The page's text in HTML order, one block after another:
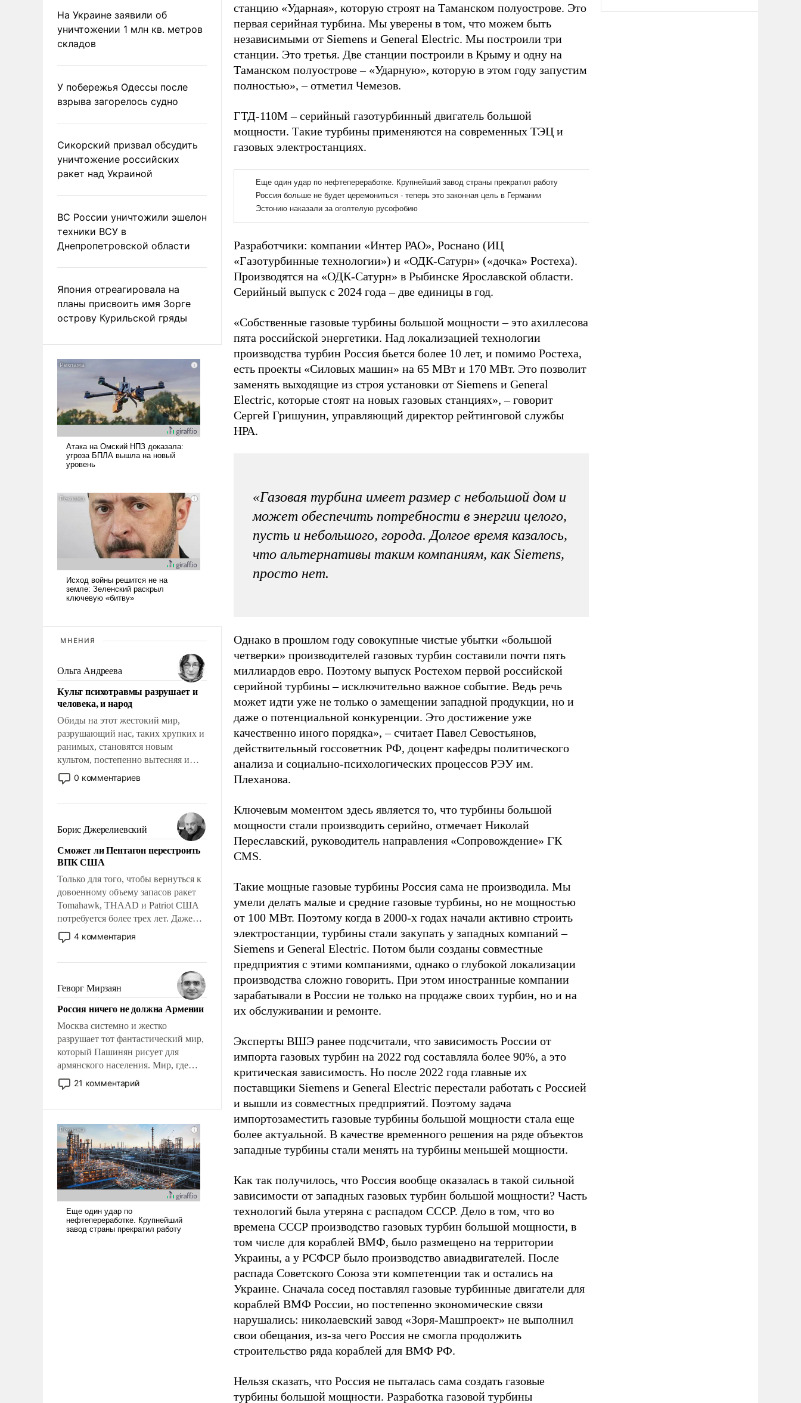
На Украине заявили об
уничтожении 1 млн кв. метров
складов
У побережья Одессы после
взрыва загорелось судно
Сикорский призвал обсудить
уничтожение российских
ракет над Украиной
ВС России уничтожили эшелон
техники ВСУ в
Днепропетровской области
Япония отреагировала на
планы присвоить имя Зорге
острову Курильской гряды
МНЕНИЯ
Ольга Андреева
Культ психотравмы разрушает и
человека, и народ
Обиды на этот жестокий мир,
разрушающий нас, таких хрупких и
ранимых, становятся новым
культом, постепенно вытесняя и
отменяя традиционное требование к
человеку – быть мужественным и
на себя ответственность, помогать
слабым, идти вперед и
адаптироваться.
0 комментариев
Борис Джерелиевский
Сможет ли Пентагон перестроить
ВПК США
Только для того, чтобы вернуться к
довоенному объему запасов ракет
Tomahawk, THAAD и Patriot США
потребуется более трех лет. Даже
небольшая война с Ираном
опустошила американские
уязвимости США, например, перед
Китаем.
4 комментария
Геворг Мирзаян
Россия ничего не должна Армении
Москва системно и жестко
разрушает тот фантастический мир,
который Пашинян рисует для
армянского населения. Мир, где
политические прожекты будут
безусловно оплачиваться за счет
нужно отвечать.
21 комментарий
станцию «Ударная», которую строят на Таманском полуострове. Это
первая серийная турбина. Мы уверены в том, что можем быть
независимыми от Siemens и General Electric. Мы построили три
станции. Это третья. Две станции построили в Крыму и одну на
Таманском полуострове – «Ударную», которую в этом году запустим
полностью», – отметил Чемезов.
ГТД-110М – серийный газотурбинный двигатель большой
мощности. Такие турбины применяются на современных ТЭЦ и
газовых электростанциях.
Разработчики: компании «Интер РАО», Роснано (ИЦ
«Газотурбинные технологии») и «ОДК-Сатурн» («дочка» Ростеха).
Производятся на «ОДК-Сатурн» в Рыбинске Ярославской области.
Серийный выпуск с 2024 года – две единицы в год.
«Собственные газовые турбины большой мощности – это ахиллесова
пята российской энергетики. Над локализацией технологии
производства турбин Россия бьется более 10 лет, и помимо Ростеха,
есть проекты «Силовых машин» на 65 МВт и 170 МВт. Это позволит
заменять выходящие из строя установки от Siemens и General
Electric, которые стоят на новых газовых станциях», – говорит
Сергей Гришунин, управляющий директор рейтинговой службы
НРА.
«Газовая турбина имеет размер с небольшой дом и
может обеспечить потребности в энергии целого,
пусть и небольшого, города. Долгое время казалось,
что альтернативы таким компаниям, как Siemens,
просто нет.
Однако в прошлом году совокупные чистые убытки «большой
четверки» производителей газовых турбин составили почти пять
миллиардов евро. Поэтому выпуск Ростехом первой российской
серийной турбины – исключительно важное событие. Ведь речь
может идти уже не только о замещении западной продукции, но и
даже о потенциальной конкуренции. Это достижение уже
качественно иного порядка», – считает Павел Севостьянов,
действительный госсоветник РФ, доцент кафедры политического
анализа и социально-психологических процессов РЭУ им.
Плеханова.
Ключевым моментом здесь является то, что турбины большой
мощности стали производить серийно, отмечает Николай
Переславский, руководитель направления «Сопровождение» ГК
CMS.
Такие мощные газовые турбины Россия сама не производила. Мы
умели делать малые и средние газовые турбины, но не мощностью
от 100 МВт. Поэтому когда в 2000-х годах начали активно строить
электростанции, турбины стали закупать у западных компаний –
Siemens и General Electric. Потом были созданы совместные
предприятия с этими компаниями, однако о глубокой локализации
производства сложно говорить. При этом иностранные компании
зарабатывали в России не только на продаже своих турбин, но и на
их обслуживании и ремонте.
Эксперты ВШЭ ранее подсчитали, что зависимость России от
импорта газовых турбин на 2022 год составляла более 90%, а это
критическая зависимость. Но после 2022 года главные их
поставщики Siemens и General Electric перестали работать с Россией
и вышли из совместных предприятий. Поэтому задача
импортозаместить газовые турбины большой мощности стала еще
более актуальной. В качестве временного решения на ряде объектов
западные турбины стали менять на турбины меньшей мощности.
Как так получилось, что Россия вообще оказалась в такой сильной
зависимости от западных газовых турбин большой мощности? Часть
технологий была утеряна с распадом СССР. Дело в том, что во
времена СССР производство газовых турбин большой мощности, в
том числе для кораблей ВМФ, было размещено на территории
Украины, а у РСФСР было производство авиадвигателей. После
распада Советского Союза эти компетенции так и остались на
Украине. Сначала сосед поставлял газовые турбинные двигатели для
кораблей ВМФ России, но постепенно экономические связи
нарушались: николаевский завод «Зоря-Машпроект» не выполнил
свои обещания, из-за чего Россия не смогла продолжить
строительство ряда кораблей для ВМФ РФ.
Нельзя сказать, что Россия не пыталась сама создать газовые
турбины большой мощности. Разработка газовой турбины